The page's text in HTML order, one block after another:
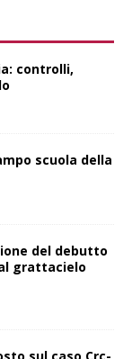
controlli,
scuola della
del debutto
grattacielo